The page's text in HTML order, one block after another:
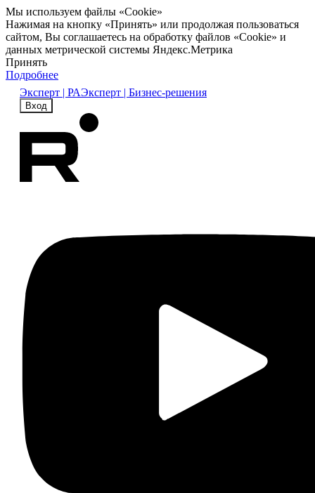
Мы используем файлы «Cookie»
Нажимая на кнопку «Принять» или продолжая пользоваться
сайтом, Вы соглашаетесь на обработку файлов «Cookie» и
данных метрической системы Яндекс.Метрика
Принять
Подробнее
Эксперт | РАЭксперт | Бизнес-решения
Вход